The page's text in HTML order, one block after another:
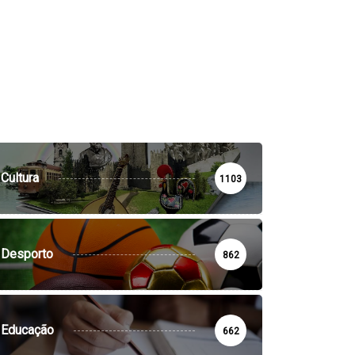
Cultura 1103
Desporto 862
Educação 662